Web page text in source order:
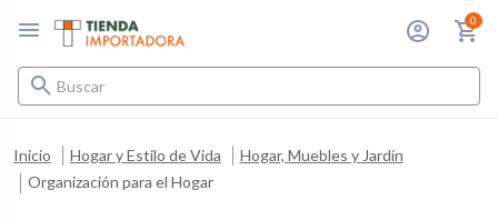
0
Buscar
Inicio Hogar y Estilo de Vida
Hogar, Muebles y Jardín
Organización para el Hogar